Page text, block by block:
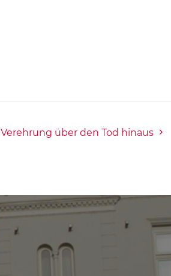
Verehrung über den Tod hinaus